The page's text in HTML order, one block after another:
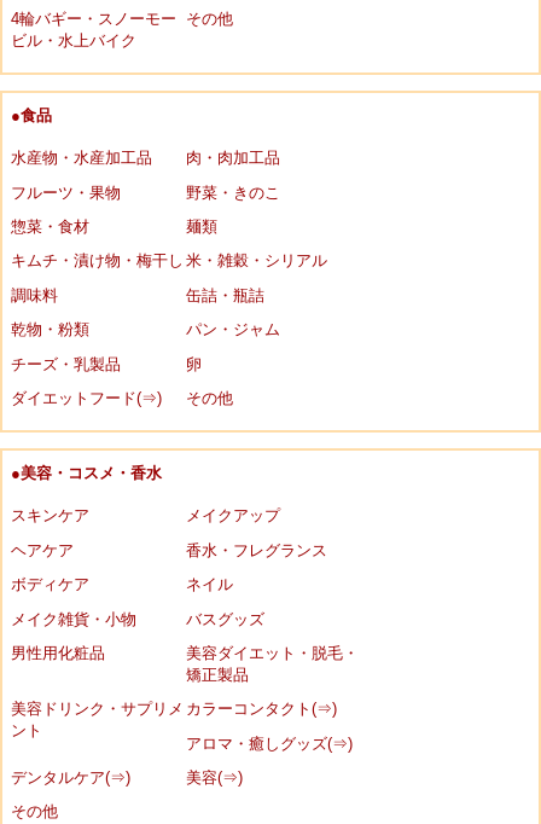
4輪バギー・スノーモー
ビル・水上バイク
その他
●食品
水産物・水産加工品
肉・肉加工品
フルーツ・果物
野菜・きのこ
惣菜・食材
麺類
キムチ・漬け物・梅干し 米・雑穀・シリアル
調味料
缶詰・瓶詰
乾物・粉類
パン・ジャム
チーズ・乳製品
卵
ダイエットフード(⇒)
その他
●美容・コスメ・香水
スキンケア
メイクアップ
ヘアケア
香水・フレグランス
ボディケア
ネイル
メイク雑貨・小物
バスグッズ
男性用化粧品
美容ダイエット・脱毛・
矯正製品
美容ドリンク・サプリメ
ント
カラーコンタクト(⇒)
アロマ・癒しグッズ(⇒)
デンタルケア(⇒)
美容(⇒)
その他